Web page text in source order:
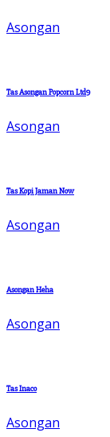
Asongan
Tas Asongan Popcorn Ltd9
Asongan
Tas Kopi Jaman Now
Asongan
Asongan Heha
Asongan
Tas Inaco
Asongan